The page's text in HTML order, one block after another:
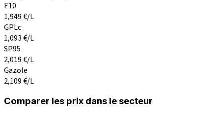
E10
1,949€/L
GPLc
1,093€/L
SP95
2,019€/L
Gazole
2,109€/L
Comparer les prix dans le secteur